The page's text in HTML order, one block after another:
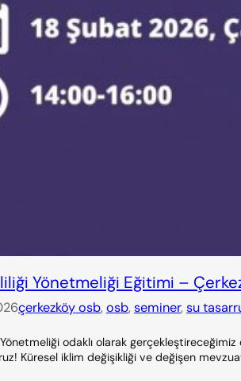
Yönetmeliği Eğitimi –
çerkezköy osb, osb, seminer, su
odaklı olarak
Küresel iklim değişikliği ve değişen